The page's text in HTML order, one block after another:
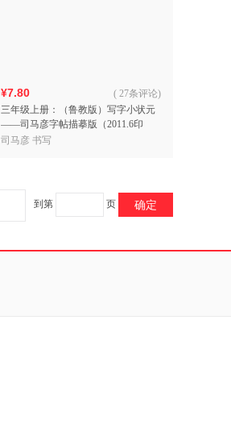
¥7.80
三年级上册：（鲁教版）写字小状元
——司马彦字帖描摹版（2011.6印
刷）
( 27条评论)
司马彦 书写
到第 页 确定